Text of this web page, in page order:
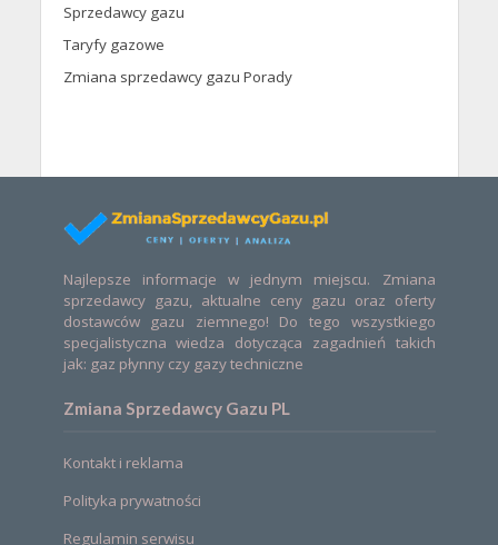
Sprzedawcy gazu
Taryfy gazowe
Zmiana sprzedawcy gazu Porady
Najlepsze informacje w jednym miejscu. Zmiana
sprzedawcy gazu, aktualne ceny gazu oraz oferty
dostawców gazu ziemnego! Do tego wszystkiego
specjalistyczna wiedza dotycząca zagadnień takich
jak: gaz płynny czy gazy techniczne
Zmiana Sprzedawcy Gazu PL
Kontakt i reklama
Polityka prywatności
Regulamin serwisu